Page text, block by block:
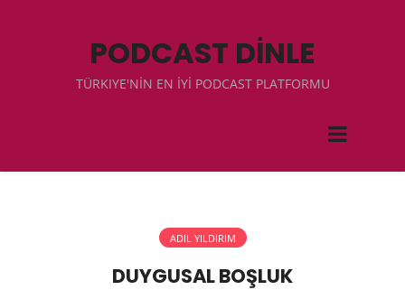
PODCAST DİNLE
TÜRKIYE'NİN EN İYİ PODCAST PLATFORMU
ADIL YILDIRIM
DUYGUSAL BOŞLUK